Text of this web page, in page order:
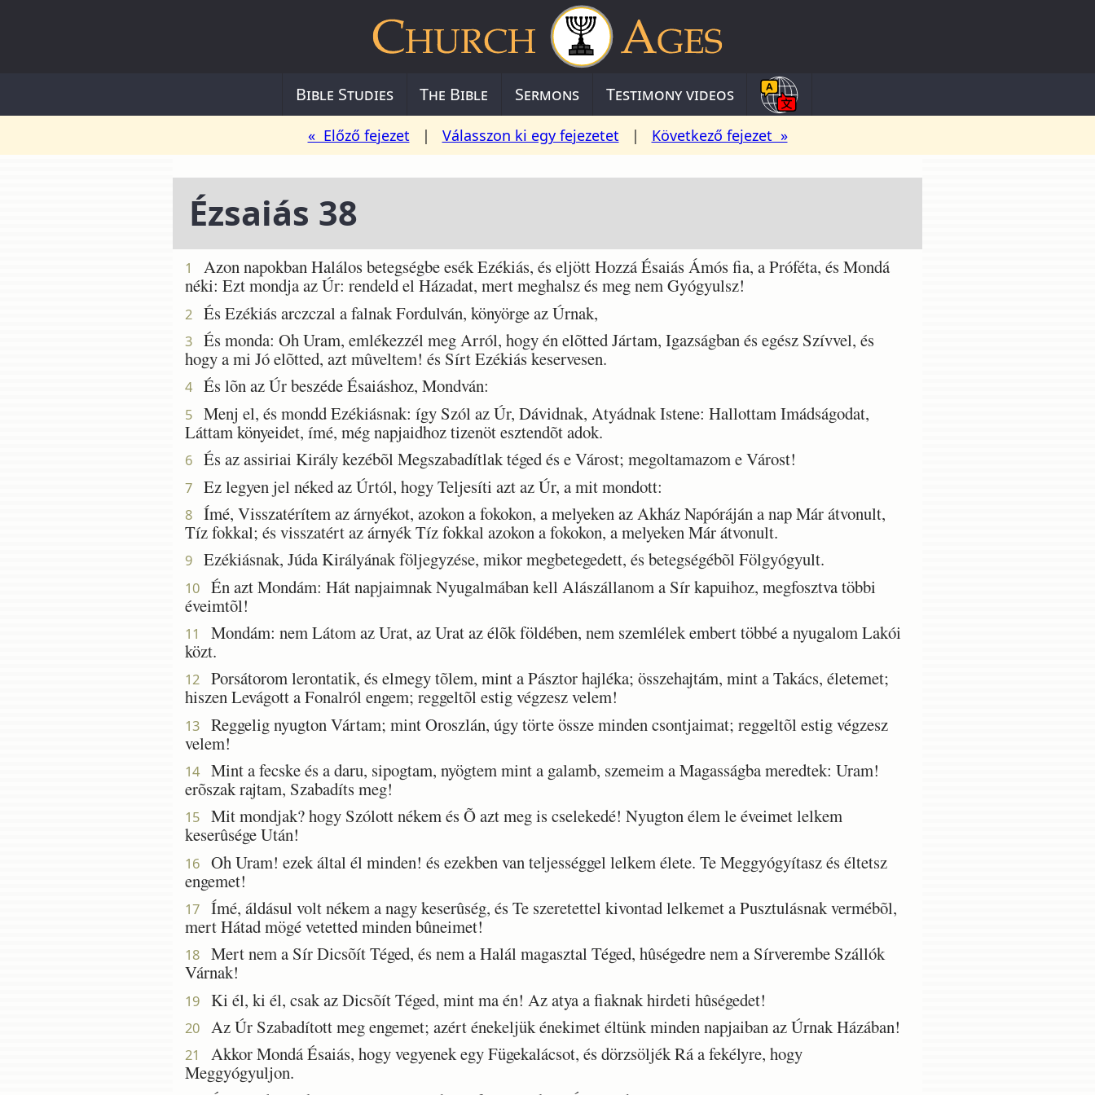
Bible Studies The Bible Sermons Testimony videos
« Előző fejezet | Válasszon ki egy fejezetet | Következő fejezet »
Ézsaiás 38
1
Azon napokban Halálos betegségbe esék Ezékiás, és eljött Hozzá Ésaiás Ámós fia, a Próféta, és Mondá
néki: Ezt mondja az Úr: rendeld el Házadat, mert meghalsz és meg nem Gyógyulsz!
2 És Ezékiás arczczal a falnak Fordulván, könyörge az Úrnak,
3
És monda: Oh Uram, emlékezzél meg Arról, hogy én elõtted Jártam, Igazságban és egész Szívvel, és
hogy a mi Jó elõtted, azt mûveltem! és Sírt Ezékiás keservesen.
4 És lõn az Úr beszéde Ésaiáshoz, Mondván:
5
Menj el, és mondd Ezékiásnak: így Szól az Úr, Dávidnak, Atyádnak Istene: Hallottam Imádságodat,
Láttam könyeidet, ímé, még napjaidhoz tizenöt esztendõt adok.
6 És az assiriai Király kezébõl Megszabadítlak téged és e Várost; megoltamazom e Várost!
7 Ez legyen jel néked az Úrtól, hogy Teljesíti azt az Úr, a mit mondott:
8
Ímé, Visszatérítem az árnyékot, azokon a fokokon, a melyeken az Akház Napóráján a nap Már átvonult,
Tíz fokkal; és visszatért az árnyék Tíz fokkal azokon a fokokon, a melyeken Már átvonult.
9 Ezékiásnak, Júda Királyának följegyzése, mikor megbetegedett, és betegségébõl Fölgyógyult.
10
Én azt Mondám: Hát napjaimnak Nyugalmában kell Alászállanom a Sír kapuihoz, megfosztva többi
éveimtõl!
11
Mondám: nem Látom az Urat, az Urat az élõk földében, nem szemlélek embert többé a nyugalom Lakói
közt.
12
Porsátorom lerontatik, és elmegy tõlem, mint a Pásztor hajléka; összehajtám, mint a Takács, életemet;
hiszen Levágott a Fonalról engem; reggeltõl estig végzesz velem!
13
Reggelig nyugton Vártam; mint Oroszlán, úgy törte össze minden csontjaimat; reggeltõl estig végzesz
velem!
14
Mint a fecske és a daru, sipogtam, nyögtem mint a galamb, szemeim a Magasságba meredtek: Uram!
erõszak rajtam, Szabadíts meg!
15
Mit mondjak? hogy Szólott nékem és Õ azt meg is cselekedé! Nyugton élem le éveimet lelkem
keserûsége Után!
16
Oh Uram! ezek által él minden! és ezekben van teljességgel lelkem élete. Te Meggyógyítasz és éltetsz
engemet!
17
Ímé, áldásul volt nékem a nagy keserûség, és Te szeretettel kivontad lelkemet a Pusztulásnak vermébõl,
mert Hátad mögé vetetted minden bûneimet!
18
Mert nem a Sír Dicsõít Téged, és nem a Halál magasztal Téged, hûségedre nem a Sírverembe Szállók
Várnak!
19 Ki él, ki él, csak az Dicsõít Téged, mint ma én! Az atya a fiaknak hirdeti hûségedet!
20 Az Úr Szabadított meg engemet; azért énekeljük énekimet éltünk minden napjaiban az Úrnak Házában!
21
Akkor Mondá Ésaiás, hogy vegyenek egy Fügekalácsot, és dörzsöljék Rá a fekélyre, hogy
Meggyógyuljon.